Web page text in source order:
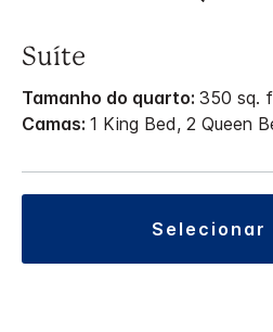
Suíte
Tamanho do quarto: 350 sq.
Camas: 1 King Bed, 2 Queen